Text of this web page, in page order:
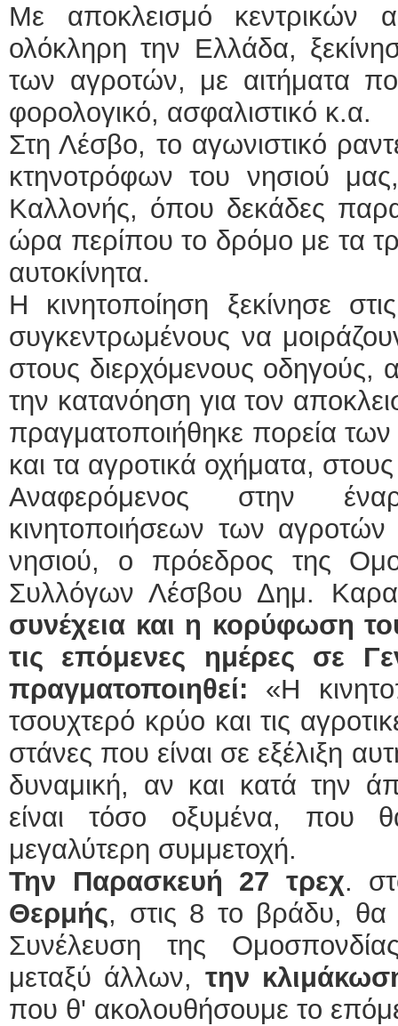
Με αποκλεισμό κεντρικών
ολόκληρη την Ελλάδα,
των αγροτών, με αιτήματα
φορολογικό, ασφαλιστικό κ.α.
Στη Λέσβο, το αγωνιστικό
κτηνοτρόφων του νησιού
Καλλονής, όπου δεκάδες
ώρα περίπου το δρόμο με τα
αυτοκίνητα.
Η κινητοποίηση ξεκίνησε
συγκεντρωμένους να
στους διερχόμενους οδηγούς,
την κατανόηση για τον
πραγματοποιήθηκε πορεία
και τα αγροτικά οχήματα,
Αναφερόμενος στην
κινητοποιήσεων των
νησιού, ο πρόεδρος της
Συλλόγων Λέσβου Δημ.
συνέχεια και η κορύφωση
τις επόμενες ημέρες σε
πραγματοποιηθεί: «Η
τσουχτερό κρύο και τις
στάνες που είναι σε εξέλιξη
δυναμική, αν και κατά την
είναι τόσο οξυμένα, που
μεγαλύτερη συμμετοχή.
Την Παρασκευή 27 τρεχ.
Θερμής, στις 8 το βράδυ, θα
Συνέλευση της
μεταξύ άλλων, την
που θ' ακολουθήσουμε το